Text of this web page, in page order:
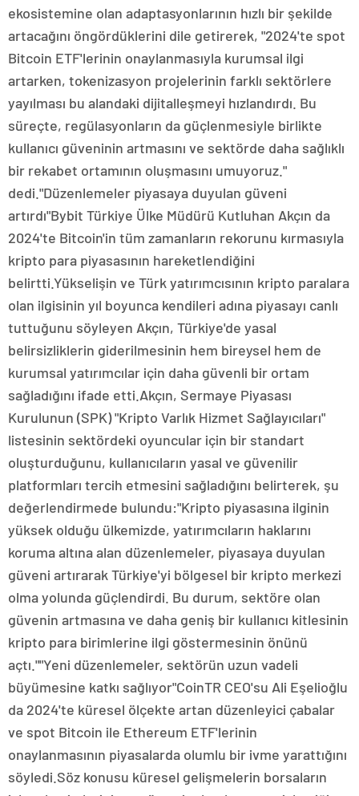
ekosistemine olan adaptasyonlarının hızlı bir şekilde
artacağını öngördüklerini dile getirerek, "2024'te spot
Bitcoin ETF'lerinin onaylanmasıyla kurumsal ilgi
artarken, tokenizasyon projelerinin farklı sektörlere
yayılması bu alandaki dijitalleşmeyi hızlandırdı. Bu
süreçte, regülasyonların da güçlenmesiyle birlikte
kullanıcı güveninin artmasını ve sektörde daha sağlıklı
bir rekabet ortamının oluşmasını umuyoruz."
dedi."Düzenlemeler piyasaya duyulan güveni
artırdı"Bybit Türkiye Ülke Müdürü Kutluhan Akçın da
2024'te Bitcoin'in tüm zamanların rekorunu kırmasıyla
kripto para piyasasının hareketlendiğini
belirtti.Yükselişin ve Türk yatırımcısının kripto paralara
olan ilgisinin yıl boyunca kendileri adına piyasayı canlı
tuttuğunu söyleyen Akçın, Türkiye'de yasal
belirsizliklerin giderilmesinin hem bireysel hem de
kurumsal yatırımcılar için daha güvenli bir ortam
sağladığını ifade etti.Akçın, Sermaye Piyasası
Kurulunun (SPK) "Kripto Varlık Hizmet Sağlayıcıları"
listesinin sektördeki oyuncular için bir standart
oluşturduğunu, kullanıcıların yasal ve güvenilir
platformları tercih etmesini sağladığını belirterek, şu
değerlendirmede bulundu:"Kripto piyasasına ilginin
yüksek olduğu ülkemizde, yatırımcıların haklarını
koruma altına alan düzenlemeler, piyasaya duyulan
güveni artırarak Türkiye'yi bölgesel bir kripto merkezi
olma yolunda güçlendirdi. Bu durum, sektöre olan
güvenin artmasına ve daha geniş bir kullanıcı kitlesinin
kripto para birimlerine ilgi göstermesinin önünü
açtı.""Yeni düzenlemeler, sektörün uzun vadeli
büyümesine katkı sağlıyor"CoinTR CEO'su Ali Eşelioğlu
da 2024'te küresel ölçekte artan düzenleyici çabalar
ve spot Bitcoin ile Ethereum ETF'lerinin
onaylanmasının piyasalarda olumlu bir ivme yarattığını
söyledi.Söz konusu küresel gelişmelerin borsaların